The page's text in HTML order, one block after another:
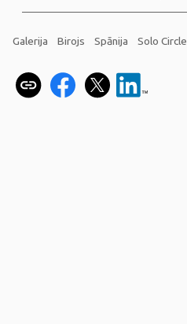
Galerija Birojs Spānija Solo Circle